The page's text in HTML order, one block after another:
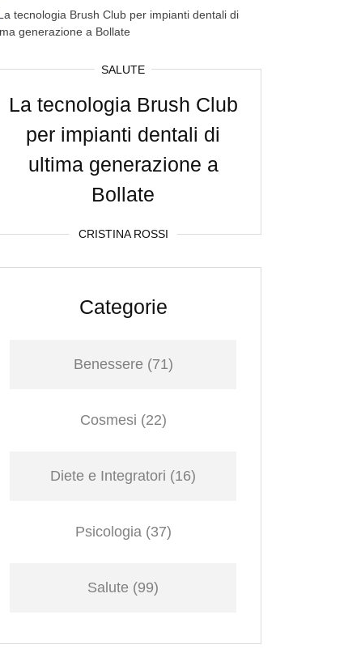
SALUTE
La tecnologia Brush Club
per impianti dentali di
ultima generazione a
Bollate
CRISTINA ROSSI
Categorie
Benessere (71)
Cosmesi (22)
Diete e Integratori (16)
Psicologia(37)
Salute (99)